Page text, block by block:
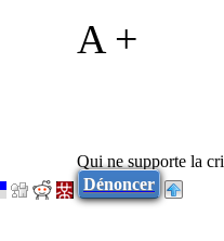
A +
Qui ne supporte la
Dénoncer